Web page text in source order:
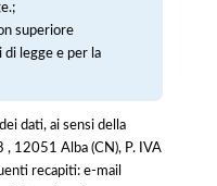
superiore
legge e per la
dati, ai sensi della
, 12051 Alba (CN), P. IVA
recapiti: e-mail